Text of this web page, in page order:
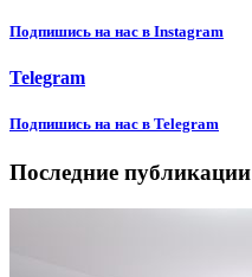
Подпишиcь на нас в Instagram
Telegram
Подпишиcь на нас в Telegram
Последние публикации